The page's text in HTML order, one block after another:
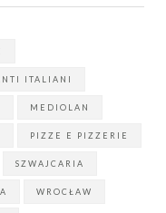
ITALIANI
MEDIOLAN
PIZZE E PIZZERIE
SZWAJCARIA
WROCŁAW